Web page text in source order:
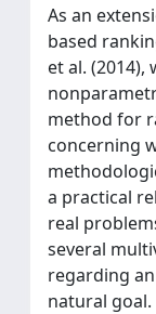
As an
based
et al.
method for
concerning
a practical
real
several
regarding
natural goal.